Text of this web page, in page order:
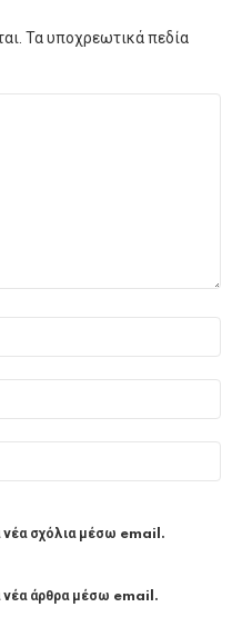
Τα υποχρεωτικά πεδία
νέα σχόλια μέσω email.
νέα άρθρα μέσω email.